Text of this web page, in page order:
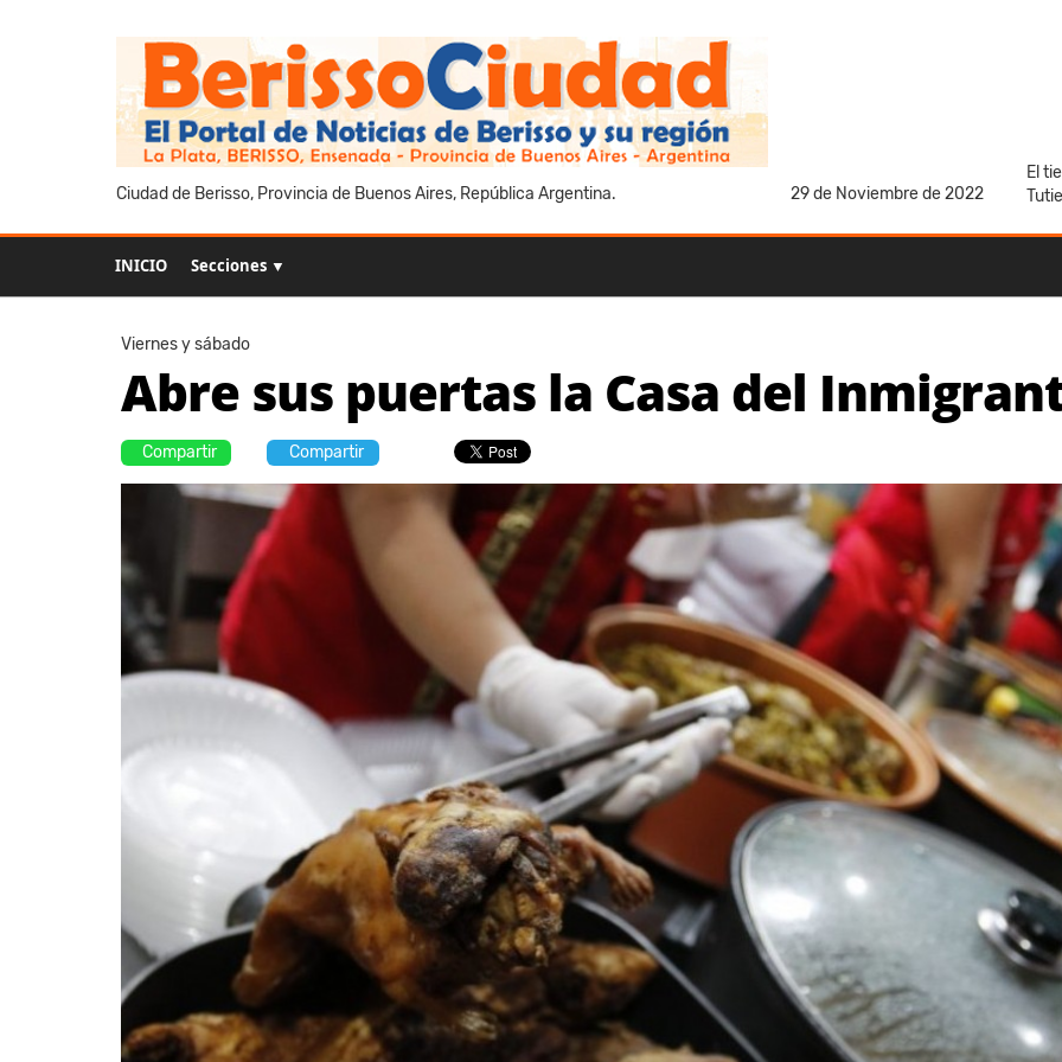
Ciudad de Berisso, Provincia de Buenos Aires, República Argentina. 29 de Noviembre de 2022
El
INICIO Secciones ▼
Viernes y sábado
Abre sus puertas la Casa del
Compartir Compartir